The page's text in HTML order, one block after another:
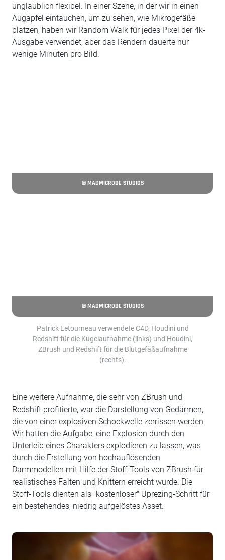
unglaublich flexibel. In einer Szene, in der wir in einen
Augapfel eintauchen, um zu sehen, wie Mikrogefäße
platzen, haben wir Random Walk für jedes Pixel der 4k-
Ausgabe verwendet, aber das Rendern dauerte nur
wenige Minuten pro Bild.
© MADMICROBE STUDIOS
© MADMICROBE STUDIOS
Patrick Letourneau verwendete C4D, Houdini und
Redshift für die Kugelaufnahme (links) und Houdini,
ZBrush und Redshift für die Blutgefäßaufnahme
(rechts).
Eine weitere Aufnahme, die sehr von ZBrush und
Redshift profitierte, war die Darstellung von Gedärmen,
die von einer explosiven Schockwelle zerrissen werden.
Wir hatten die Aufgabe, eine Explosion durch den
Unterleib eines Charakters explodieren zu lassen, was
durch die Erstellung von hochauflösenden
Darmmodellen mit Hilfe der Stoff-Tools von ZBrush für
realistisches Falten und Knittern erreicht wurde. Die
Stoff-Tools dienten als "kostenloser" Uprezing-Schritt für
ein bestehendes, niedrig aufgelöstes Asset.